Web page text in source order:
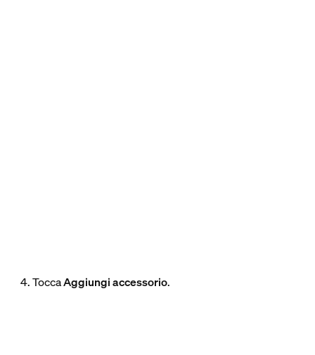
4. ToccaAggiungi accessorio.